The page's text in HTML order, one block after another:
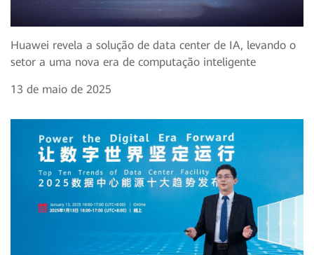
Huawei revela a solução de data center de IA, levando o
setor a uma nova era de computação inteligente
13 de maio de 2025